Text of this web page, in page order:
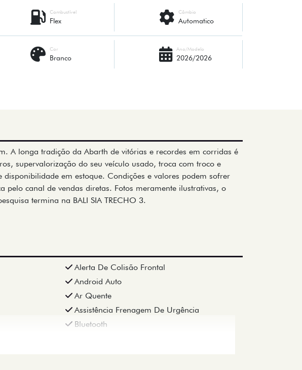
Câmbio
Automatico
Combustível
Flex
Ano/Modelo
2026/2026
Cor
Branco
A longa tradição da Abarth de vitórias e recordes em corridas é
supervalorização do seu veículo usado, troca com troco e
em estoque. Condições e valores podem sofrer
canal de vendas diretas. Fotos meramente ilustrativas, o
termina na BALI SIA TRECHO 3.
Alerta De Colisão Frontal
Android Auto
Ar Quente
Assistência Frenagem De Urgência
Bluetooth